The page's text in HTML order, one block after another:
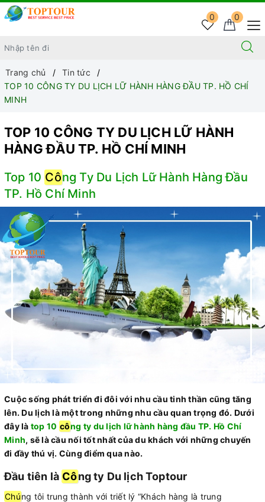
0
0
Trang chủ
Tin tức
TOP 10 CÔNG TY DU LỊCH LỮ HÀNH HÀNG ĐẦU TP. HỒ CHÍ
MINH
TOP 10 CÔNG TY DU LỊCH LỮ HÀNH
HÀNG ĐẦU TP. HỒ CHÍ MINH
Top 10 Công Ty Du Lịch Lữ Hành Hàng Đầu
TP. Hồ Chí Minh
Cuộc sống phát triển đi đôi với nhu cầu tinh thần cũng tăng
lên. Du lịch là một trong những nhu cầu quan trọng đó. Dưới
đây là top 10 công ty du lịch lữ hành hàng đầu TP. Hồ Chí
Minh, sẽ là cầu nối tốt nhất của du khách với những chuyến
đi đầy thú vị. Cùng điểm qua nào.
Đầu tiên là Công ty Du lịch Toptour
Chúng tôi trung thành với triết lý “Khách hàng là trung